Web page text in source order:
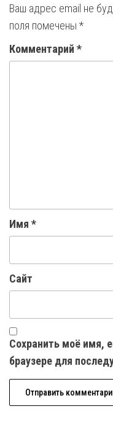
Ваш адрес email не
поля помечены *
Комментарий *
Имя *
Сайт
Сохранить моё имя,
браузере для